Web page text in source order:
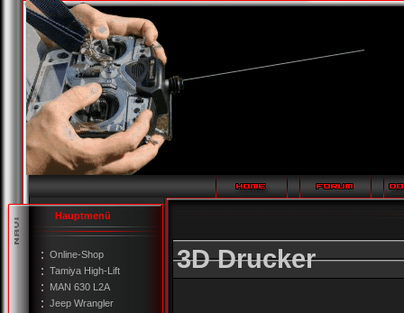
Hauptmenü
Online-Shop
Tamiya High-Lift
MAN 630 L2A
Jeep Wrangler
3D Drucker